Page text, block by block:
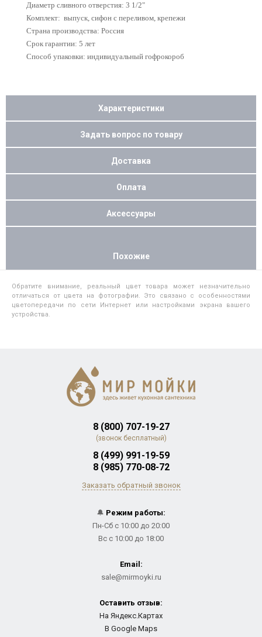
Диаметр сливного отверстия: 3 1/2"
Комплект: выпуск, сифон с переливом, крепежи
Страна производства: Россия
Срок гарантии: 5 лет
Способ упаковки: индивидуальный гофрокороб
Характеристики
Задать вопрос по товару
Доставка
Оплата
Аксессуары
Похожие
Обратите внимание, реальный цвет товара может незначительно
отличаться от цвета на фотографии. Это связано с особенностями
цветопередачи по сети Интернет или настройками экрана вашего
устройства.
8 (800) 707-19-27
(звонок бесплатный)
8 (499) 991-19-59
8 (985) 770-08-72
Заказать обратный звонок
🔔 Режим работы:
Пн-Сб с 10:00 до 20:00
Вс с 10:00 до 18:00
Email:
sale@mirmoyki.ru
Оставить отзыв:
На Яндекс.Картах
В Google Maps